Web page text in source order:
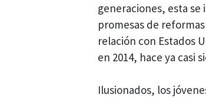
generaciones, esta
promesas de
relación con Estados
en 2014, hace ya casi
Ilusionados, los